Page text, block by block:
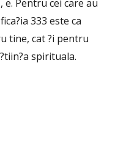
e. Pentru cei care au
333 este ca
tine, cat ?i pentru
spirituala.